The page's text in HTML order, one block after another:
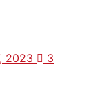
2023 3